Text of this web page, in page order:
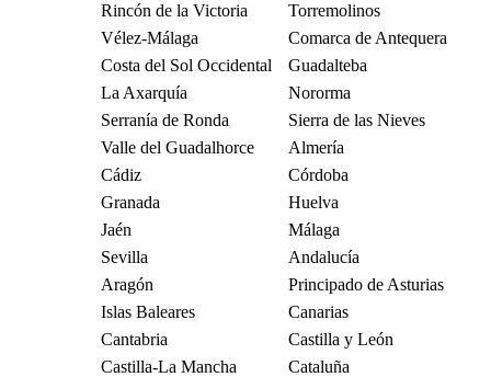
Rincón de la Victoria
Torremolinos
Vélez-Málaga
Comarca de Antequera
Costa del Sol Occidental
Guadalteba
La Axarquía
Nororma
Serranía de Ronda
Sierra de las Nieves
Valle del Guadalhorce
Almería
Cádiz
Córdoba
Granada
Huelva
Jaén
Málaga
Sevilla
Andalucía
Aragón
Principado de Asturias
Islas Baleares
Canarias
Cantabria
Castilla y León
Castilla-La Mancha
Cataluña